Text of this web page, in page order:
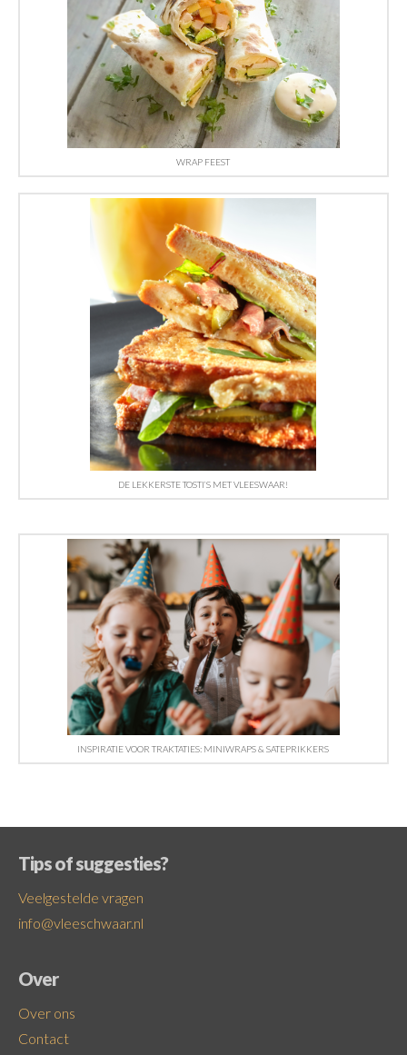
WRAP FEEST
DE LEKKERSTE TOSTI’S MET VLEESWAAR!
INSPIRATIE VOOR TRAKTATIES: MINIWRAPS & SATEPRIKKERS
Tips of suggesties?
Veelgestelde vragen
info@vleeschwaar.nl
Over
Over ons
Contact